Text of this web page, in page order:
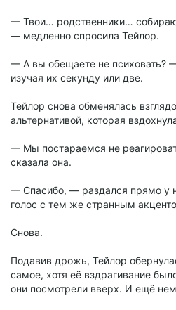
— Твои… родственники…
— медленно спросила Тейлор.
— А вы обещаете не психовать?
изучая их секунду или две.
Тейлор снова обменялась
альтернативой, которая
— Мы постараемся не
сказала она.
— Спасибо, — раздался прямо у
голос с тем же странным
Снова.
Подавив дрожь, Тейлор
самое, хотя её вздрагивание
они посмотрели вверх. И ещё